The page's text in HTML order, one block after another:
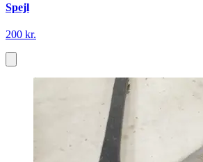
Spejl
200 kr.